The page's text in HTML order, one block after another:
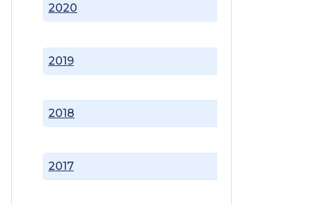
2017
2018
2019
2020